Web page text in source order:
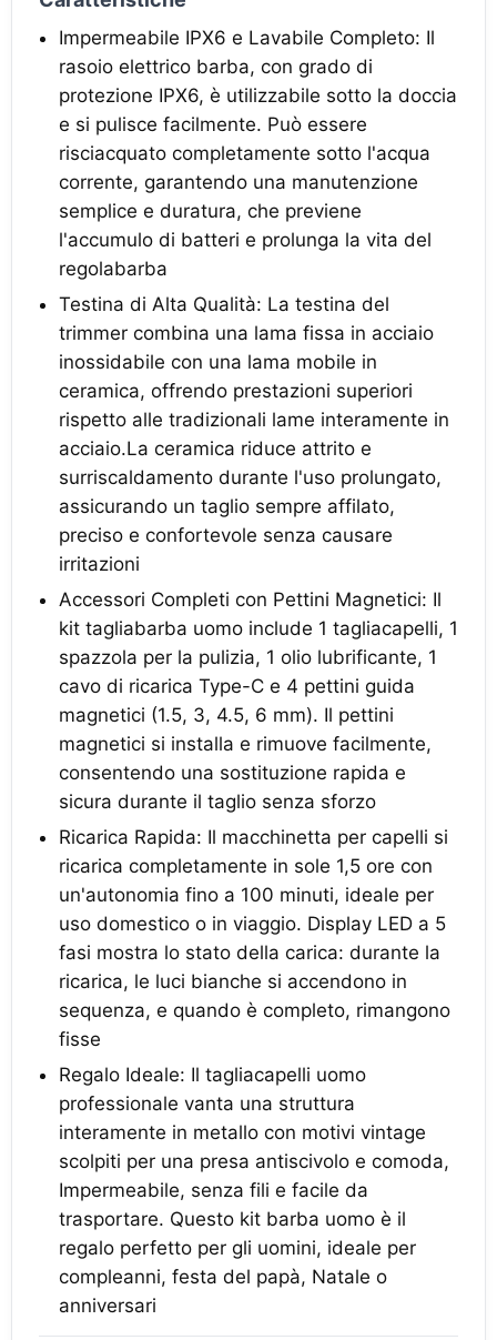
Impermeabile IPX6 e Lavabile Completo: Il
rasoio elettrico barba, con grado di
protezione IPX6, è utilizzabile sotto la doccia
e si pulisce facilmente. Può essere
risciacquato completamente sotto l'acqua
corrente, garantendo una manutenzione
semplice e duratura, che previene
l'accumulo di batteri e prolunga la vita del
regolabarba
Testina di Alta Qualità: La testina del
trimmer combina una lama fissa in acciaio
inossidabile con una lama mobile in
ceramica, offrendo prestazioni superiori
rispetto alle tradizionali lame interamente in
acciaio.La ceramica riduce attrito e
surriscaldamento durante l'uso prolungato,
assicurando un taglio sempre affilato,
preciso e confortevole senza causare
irritazioni
Accessori Completi con Pettini Magnetici: Il
kit tagliabarba uomo include 1 tagliacapelli, 1
spazzola per la pulizia, 1 olio lubrificante, 1
cavo di ricarica Type-C e 4 pettini guida
magnetici (1.5, 3, 4.5, 6 mm). Il pettini
magnetici si installa e rimuove facilmente,
consentendo una sostituzione rapida e
sicura durante il taglio senza sforzo
Ricarica Rapida: Il macchinetta per capelli si
ricarica completamente in sole 1,5 ore con
un'autonomia fino a 100 minuti, ideale per
uso domestico o in viaggio. Display LED a 5
fasi mostra lo stato della carica: durante la
ricarica, le luci bianche si accendono in
sequenza, e quando è completo, rimangono
fisse
Regalo Ideale: Il tagliacapelli uomo
professionale vanta una struttura
interamente in metallo con motivi vintage
scolpiti per una presa antiscivolo e comoda,
Impermeabile, senza fili e facile da
trasportare. Questo kit barba uomo è il
regalo perfetto per gli uomini, ideale per
compleanni, festa del papà, Natale o
anniversari